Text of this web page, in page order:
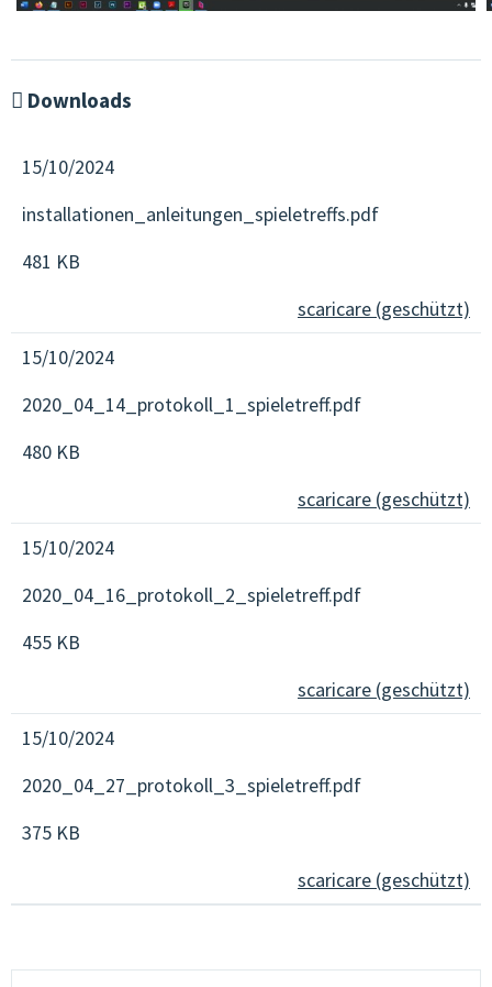
Downloads
15/10/2024
installationen_anleitungen_spieletreffs.pdf
481 KB
scaricare (geschützt)
15/10/2024
2020_04_14_protokoll_1_spieletreff.pdf
480 KB
scaricare (geschützt)
15/10/2024
2020_04_16_protokoll_2_spieletreff.pdf
455 KB
scaricare (geschützt)
15/10/2024
2020_04_27_protokoll_3_spieletreff.pdf
375 KB
scaricare (geschützt)